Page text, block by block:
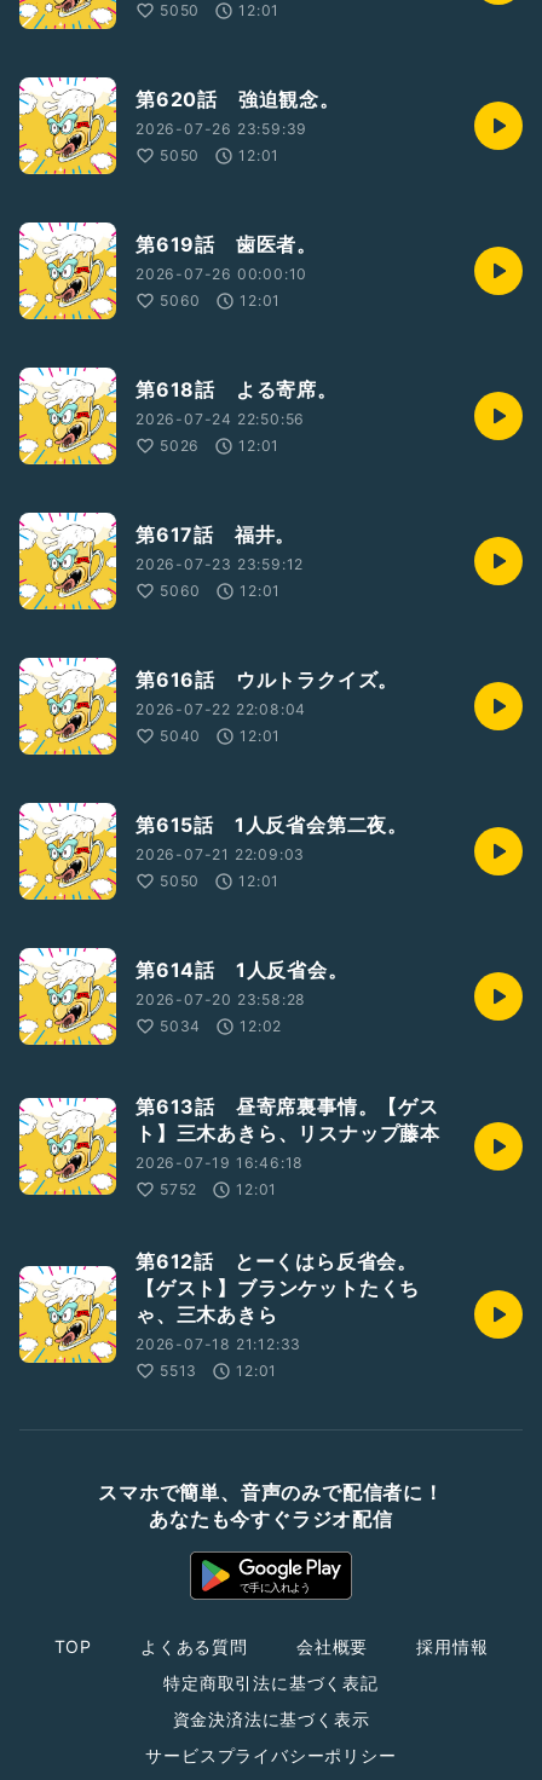
5050
12:01
第620話 強迫観念。
2026-07-26 23:59:39
5050
12:01
第619話 歯医者。
2026-07-26 00:00:10
5060
12:01
第618話 よる寄席。
2026-07-24 22:50:56
5026
12:01
第617話 福井。
2026-07-23 23:59:12
5060
12:01
第616話 ウルトラクイズ。
2026-07-22 22:08:04
5040
12:01
第615話 1人反省会第二夜。
2026-07-21 22:09:03
5050
12:01
第614話 1人反省会。
2026-07-20 23:58:28
5034
12:02
第613話 昼寄席裏事情。【ゲス
ト】三木あきら、リスナップ藤本
2026-07-19 16:46:18
5752
12:01
第612話 とーくはら反省会。
【ゲスト】ブランケットたくち
ゃ、三木あきら
2026-07-18 21:12:33
5513
12:01
スマホで簡単、音声のみで配信者に！
あなたも今すぐラジオ配信
TOP よくある質問 会社概要
採用情報
特定商取引法に基づく表記
資金決済法に基づく表示
サービスプライバシーポリシー